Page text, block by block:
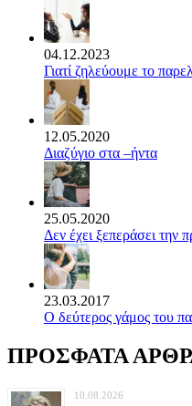
04.12.2023
Γιατί ζηλεύουμε το
12.05.2020
Διαζύγιο στα –ήντα
25.05.2020
Δεν έχει ξεπεράσει
23.03.2017
Ο δεύτερος γάμος του
ΠΡΟΣΦΑΤΑ
10.08.2026